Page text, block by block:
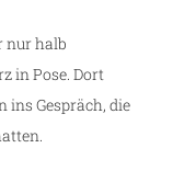
nur halb
in Pose. Dort
Gespräch, die